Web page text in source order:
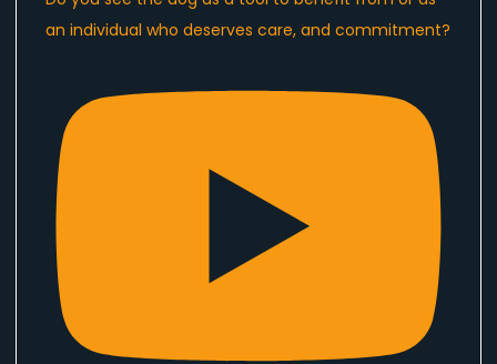
an individual who deserves care, and commitment?